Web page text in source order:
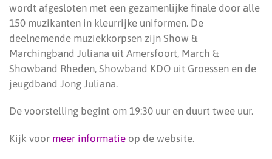
wordt afgesloten met een gezamenlijke finale door alle
150 muzikanten in kleurrijke uniformen. De
deelnemende muziekkorpsen zijn Show &
Marchingband Juliana uit Amersfoort, March &
Showband Rheden, Showband KDO uit Groessen en de
jeugdband Jong Juliana.
De voorstelling begint om 19:30 uur en duurt twee uur.
Kijk voor meer informatie op de website.